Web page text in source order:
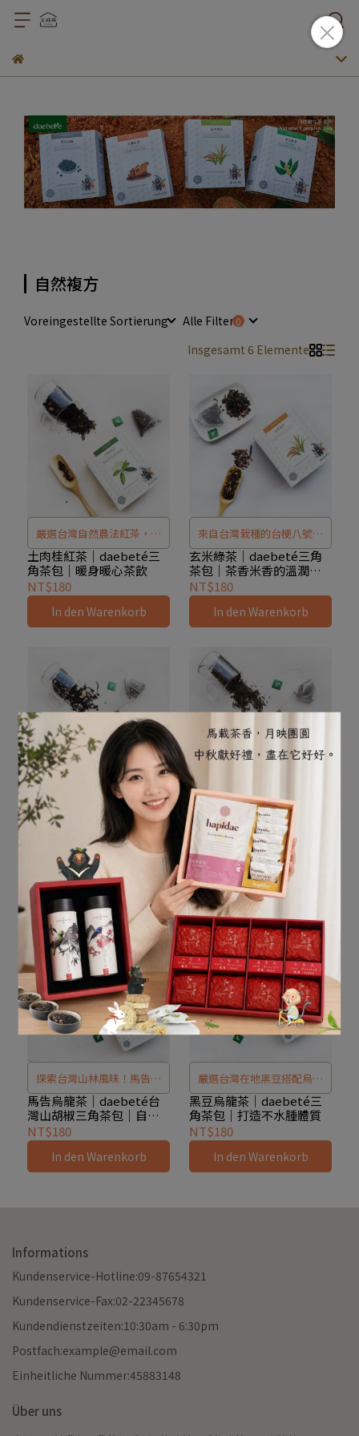
自然複方
Voreingestellte Sortierung
Alle Filter
Insgesamt 6 Elemente
嚴選台灣自然農法紅茶，搭
配原生土肉桂葉，香氣四
溢、溫潤暖心。土肉桂富含
肉桂醛，幫助提升內臟溫
度、舒緩日常不適，紅茶中
計方便沖泡，日常暖飲隨手
可得，專屬台灣的天然好味
土肉桂紅茶｜daebeté三
角茶包｜暖身暖心茶飲
NT$180
In den Warenkorb
來自台灣栽種的台梗八號稻
米，香醇飽滿，搭配自然農
法栽種的綠茶，茶香與米香
完美交織。每一包三角茶包
都濃郁清新、方便沖泡，讓
玄米綠茶│daebeté三角
茶包｜茶香米香的溫潤日
常
NT$180
In den Warenkorb
薑微辛配上香醇紅茶，促進
血液循環、改善手腳冰冷，
提升新陳代謝。台灣在地自
然複方茶葉，三角茶包設計
茶香濃郁，暖身又暖心，每
一口都是自然的溫度。
生薑紅茶｜daebeté三角
茶包｜代謝UP的自然系茶
NT$180
In den Warenkorb
嚴選台灣茶樹花蕾，融入淡
青綠茶茶湯，口感溫潤順
口、層次回甘。搭配台灣在
地食材與自然農法茶園，茶
花淡雅入茶，守護健康，打
造專屬台灣的茶花好味道。
茶花綠茶｜daebeté三角
茶包｜清新順口的健康綠
茶茶湯
NT$180
In den Warenkorb
探索台灣山林風味！馬告烏
龍茶以原鄉山胡椒與檸檬香
茅調製，入口微辛香、甘醇
不刺激。選用本土自然農法
茶葉與在地食材，打造專屬
馬告烏龍茶｜daebeté台
灣山胡椒三角茶包｜自然
複方×舒壓助眠茶推薦
NT$180
In den Warenkorb
嚴選台灣在地黑豆搭配烏龍
茶，真材實料沖泡非粉末，
完整保留天然原味。微甘醇
香、補血養氣，幫助女性調
整體質、促進食慾與開胃。
黑豆烏龍茶｜daebeté三
角茶包｜打造不水腫體質
NT$180
In den Warenkorb
Informations
Kundenservice-Hotline:09-87654321
Kundenservice-Fax:02-22345678
Kundendienstzeiten:10:30am - 6:30pm
Postfach:example@email.com
Einheitliche Nummer:45883148
Über uns